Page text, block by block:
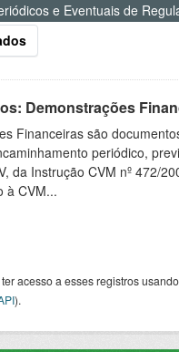
e Eventuais de
Demonstrações
Financeiras são
periódico,
da Instrução CVM nº 472/
à CVM...
acesso a esses registros
).